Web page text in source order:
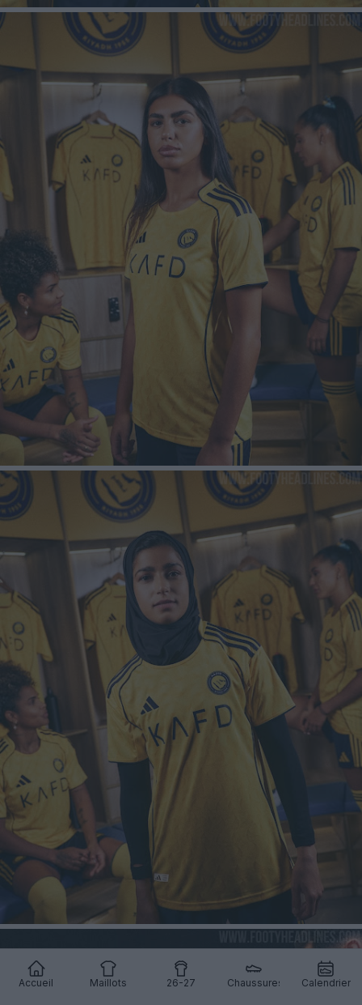
Accueil Maillots 26-27 Chaussures Calendrier